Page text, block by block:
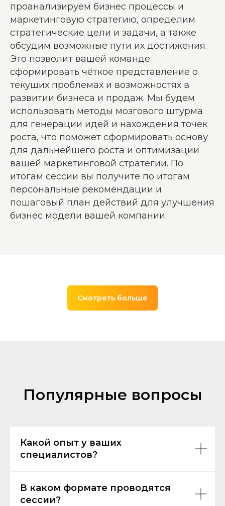
проанализируем бизнес процессы и
маркетинговую стратегию, определим
стратегические цели и задачи, а также
обсудим возможные пути их достижения.
Это позволит вашей команде
сформировать чёткое представление о
текущих проблемах и возможностях в
развитии бизнеса и продаж. Мы будем
использовать методы мозгового штурма
для генерации идей и нахождения точек
роста, что поможет сформировать основу
для дальнейшего роста и оптимизации
вашей маркетинговой стратегии. По
итогам сессии вы получите по итогам
персональные рекомендации и
пошаговый план действий для улучшения
бизнес модели вашей компании.
Смотреть больше
Популярные вопросы
Какой опыт у ваших
специалистов?
В каком формате проводятся
сессии?